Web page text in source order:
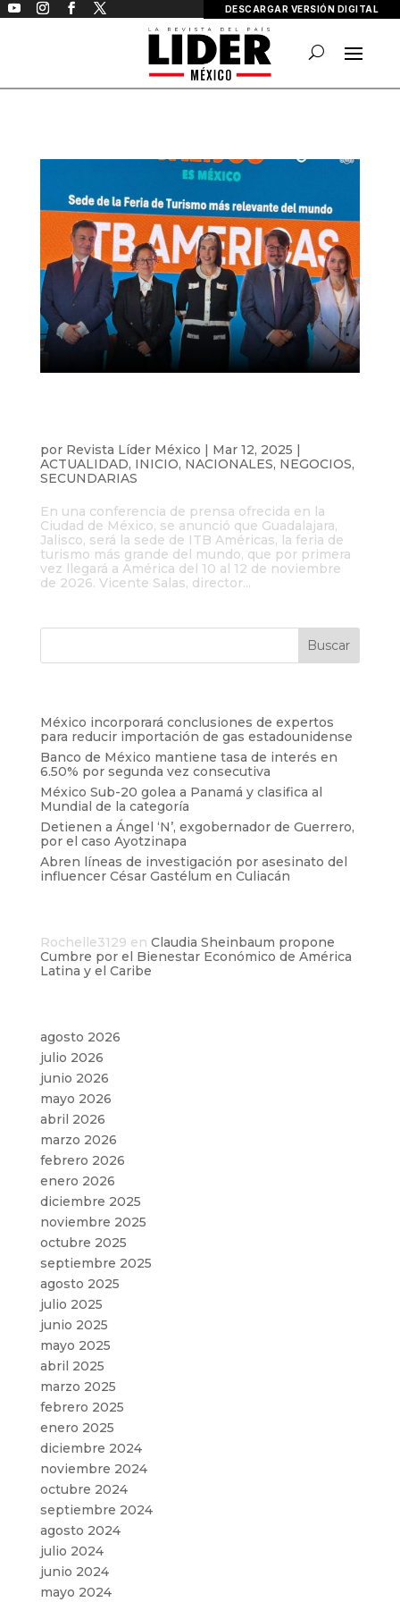
DESCARGAR VERSIÓN DIGITAL
por Revista Líder México | Mar 12, 2025 |
ACTUALIDAD, INICIO, NACIONALES, NEGOCIOS,
SECUNDARIAS
En una conferencia de prensa ofrecida en la
Ciudad de México, se anunció que Guadalajara,
Jalisco, será la sede de ITB Américas, la feria de
turismo más grande del mundo, que por primera
vez llegará a América del 10 al 12 de noviembre
de 2026. Vicente Salas, director...
México incorporará conclusiones de expertos
para reducir importación de gas estadounidense
Banco de México mantiene tasa de interés en
6.50% por segunda vez consecutiva
México Sub-20 golea a Panamá y clasifica al
Mundial de la categoría
Detienen a Ángel ‘N’, exgobernador de Guerrero,
por el caso Ayotzinapa
Abren líneas de investigación por asesinato del
influencer César Gastélum en Culiacán
Rochelle3129 en Claudia Sheinbaum propone
Cumbre por el Bienestar Económico de América
Latina y el Caribe
agosto 2026
julio 2026
junio 2026
mayo 2026
abril 2026
marzo 2026
febrero 2026
enero 2026
diciembre 2025
noviembre 2025
octubre 2025
septiembre 2025
agosto 2025
julio 2025
junio 2025
mayo 2025
abril 2025
marzo 2025
febrero 2025
enero 2025
diciembre 2024
noviembre 2024
octubre 2024
septiembre 2024
agosto 2024
julio 2024
junio 2024
mayo 2024